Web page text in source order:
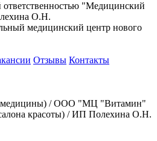
"Медицинский
О.Н.
медицинский центр нового
Отзывы Контакты
медицины) / ООО "МЦ "Витамин"
красоты) / ИП Полехина О.Н.